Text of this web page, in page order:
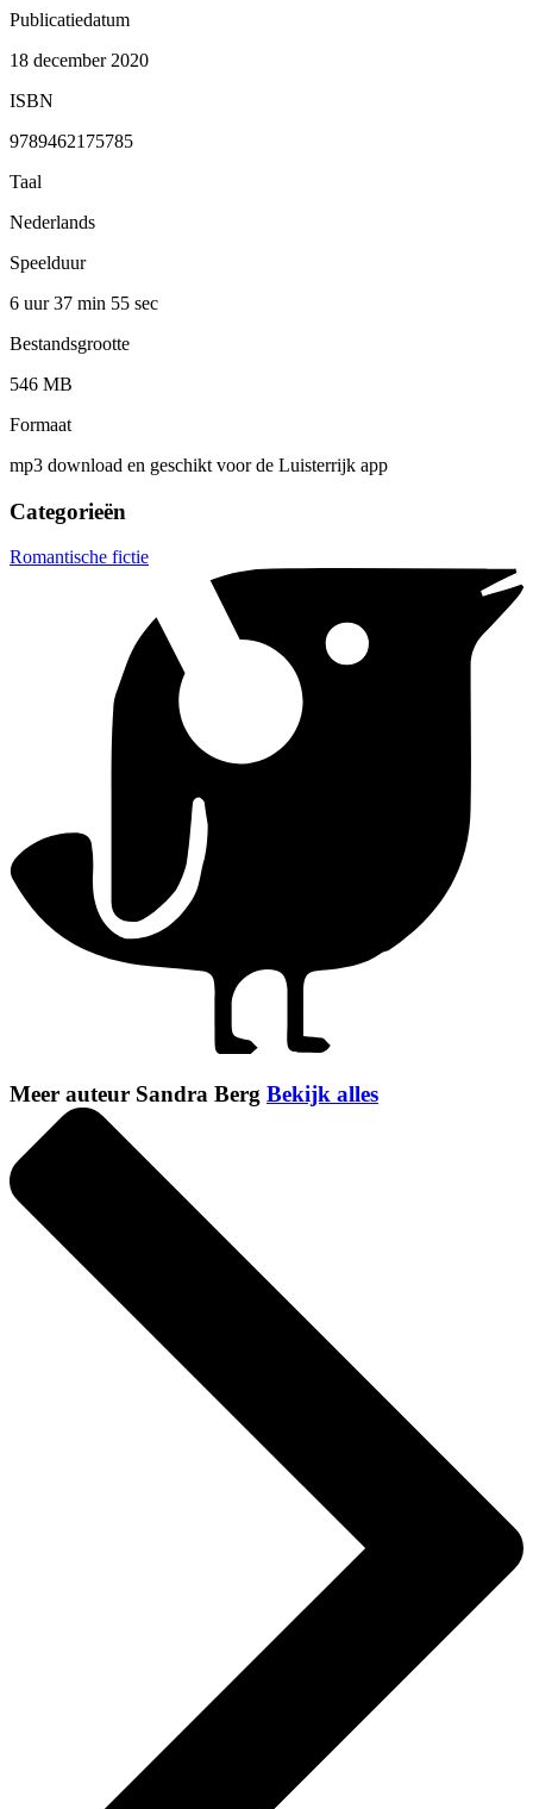
Publicatiedatum
18 december 2020
ISBN
9789462175785
Taal
Nederlands
Speelduur
6 uur 37 min 55 sec
Bestandsgrootte
546 MB
Formaat
mp3 download en geschikt voor de Luisterrijk app
Categorieën
Romantische fictie
Meer auteur Sandra Berg Bekijk alles